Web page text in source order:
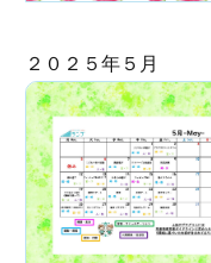
２０２５年５月